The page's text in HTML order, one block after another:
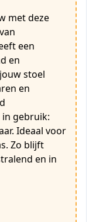
met deze
een
en
stoel
en
gebruik:
Ideaal voor
Zo blijft
en in